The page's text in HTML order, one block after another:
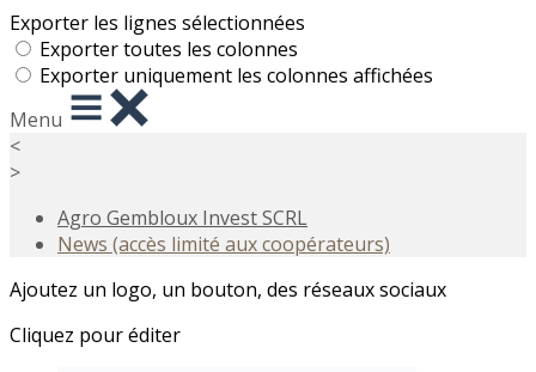
Exporter les lignes sélectionnées
Exporter toutes les colonnes
Exporter uniquement les colonnes affichées
Menu
<
>
Agro Gembloux Invest SCRL
News (accès limité aux coopérateurs)
Ajoutez un logo, un bouton, des réseaux sociaux
Cliquez pour éditer